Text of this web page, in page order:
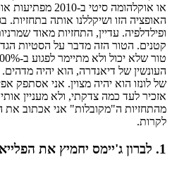
או אוקלהומה סיטי
האופציה הזו ושיקללנו אותה בתחזיות.
ופילדלפיה. עדיין, התחזיות מאוד
קטנים. הטור הזה מדבר על הסטיות
העונשין של דיאנדרה, הוא יהיה
אזכיר לעד כמה צדקתי, ולא מעניין
מהתחזיות ה"מקובלות" אני אכתוב את
לקרות.
1. לברון ג'יימס יחמיץ את הפלייאוף